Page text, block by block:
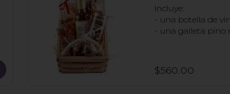
Incluye:
- una botella de
- una galleta pino
- 1 bolsa
- 1 bote pretzels
$560.00